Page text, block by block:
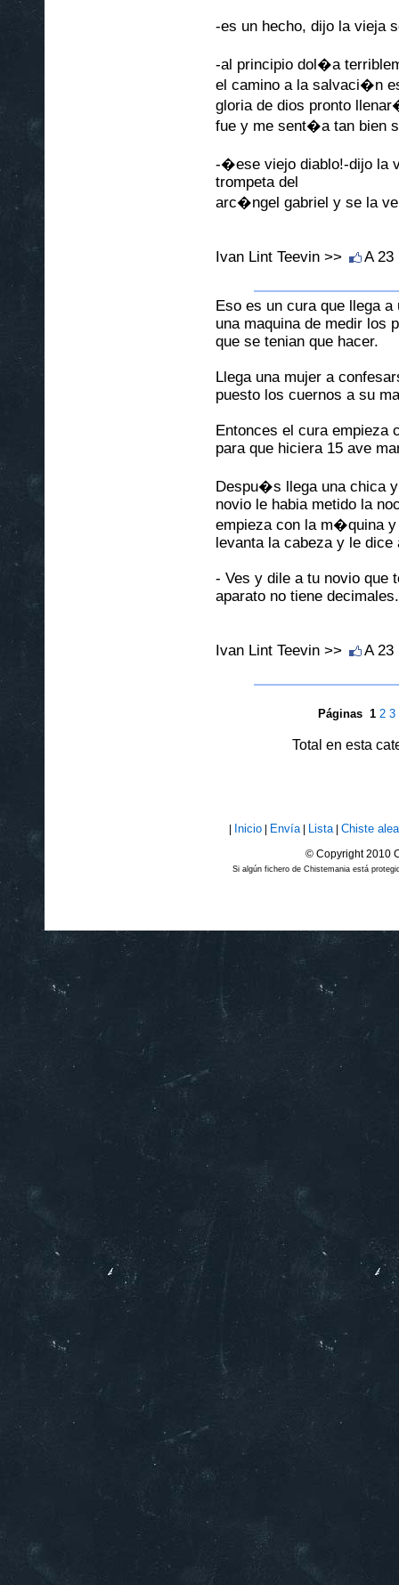
-es un hecho, dijo la vieja
-al principio dol�a
el camino a la salvaci�n
gloria de dios pronto
fue y me sent�a tan bien
-�ese viejo diablo!-dijo la
trompeta del
arc�ngel gabriel y se la
Ivan Lint Teevin >> A
Eso es un cura que llega
una maquina de medir los
que se tenian que hacer.
Llega una mujer a
puesto los cuernos a su
Entonces el cura empieza
para que hiciera 15 ave
Despu�s llega una chica
novio le habia metido la
empieza con la m�quina
levanta la cabeza y le dice
- Ves y dile a tu novio que
aparato no tiene decimales.
Ivan Lint Teevin >> A
Páginas 1 2 3
Total en esta
Inicio Envía| Lista| Chiste
© Copyright 2010
Si algún fichero de Chistemania está